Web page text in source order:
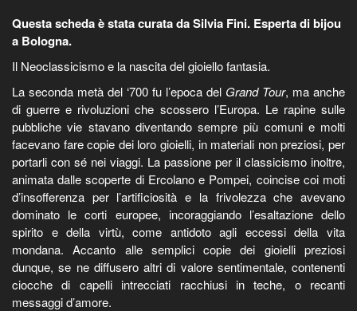
Questa scheda è stata curata da Silvia Fini. Esperta di bijou
a Bologna.
Il Neoclassicismo e la nascita del gioiello fantasia.
La seconda metà del ‘700 fu l’epoca del Grand Tour, ma anche
di guerre e rivoluzioni che scossero l’Europa. Le rapine sulle
pubbliche vie stavano diventando sempre più comuni e molti
facevano fare copie dei loro gioielli, in materiali non preziosi, per
portarli con sé nei viaggi. La passione per il classicismo inoltre,
animata dalle scoperte di Ercolano e Pompei, coincise coi moti
d’insofferenza per l’artificiosità e la frivolezza che avevano
dominato le corti europee, incoraggiando l’esaltazione dello
spirito e della virtù, come antidoto agli eccessi della vita
mondana. Accanto alle semplici copie dei gioielli preziosi
dunque, se ne diffusero altri di valore sentimentale, contenenti
ciocche di capelli intrecciati racchiusi in teche, o recanti
messaggi d’amore.